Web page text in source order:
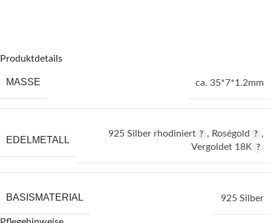
Produktdetails
MASSE ca. 35*7*1.2mm
EDELMETALL
925 Silber rhodiniert , Roségold
,
Vergoldet 18K
BASISMATERIAL 925 Silber